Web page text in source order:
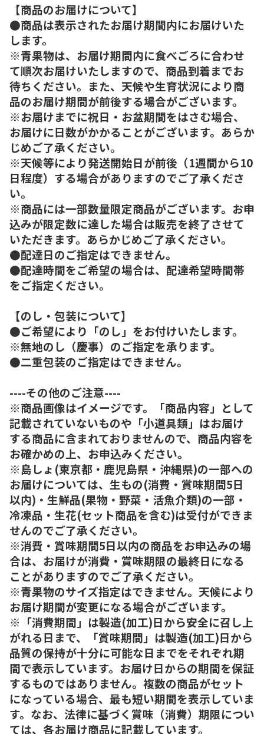
【商品のお届けについて】
●商品は表示されたお届け期間内にお届けいた
します。
※青果物は、お届け期間内に食べごろに合わせ
て順次お届けいたしますので、商品到着までお
待ちください。また、天候や生育状況により商
品のお届け期間が前後する場合がございます。
※お届けまでに祝日・お盆期間をはさむ場合、
お届けに日数がかかることがございます。あらか
じめご了承ください。
※天候等により発送開始日が前後（1週間から10
日程度）する場合がありますのでご了承くださ
い。
※商品には一部数量限定商品がございます。お申
込みが限定数に達した場合は販売を終了させて
いただきます。あらかじめご了承ください。
●配達日のご指定はできません。
●配達時間をご希望の場合は、配達希望時間帯
をご指定ください。
【のし・包装について】
●ご希望により「のし」をお付けいたします。
※無地のし（慶事）のご指定を承ります。
●二重包装のご指定はできません。
----その他のご注意----
※商品画像はイメージです。「商品内容」として
記載されていないものや「小道具類」はお届け
する商品に含まれておりませんので、商品内容を
お確かめの上、お申込みください。
※島しょ(東京都・鹿児島県・沖縄県)の一部への
お届けについては、生もの(消費・賞味期間5日
以内)・生鮮品(果物・野菜・活魚介類)の一部・
冷凍品・生花(セット商品を含む)は受付ができま
せんのでご了承ください。
※消費・賞味期間5日以内の商品をお申込みの場
合は、お届けが消費・賞味期限の最終日になる
ことがありますのでご了承ください。
※青果物のサイズ指定はできません。天候により
お届け期間が変更になる場合がございます。
※「消費期間」は製造(加工)日から安全に召し上
がれる日まで、「賞味期間」は製造(加工)日から
品質の保持が十分に可能な日までをそれぞれ期
間で表示しています。お届け日からの期間を保証
するものではありません。複数の商品がセット
になっている場合、最も短い期間を表示していま
す。なお、法律に基づく賞味（消費）期限につい
ては、各お届け商品に記載しています。